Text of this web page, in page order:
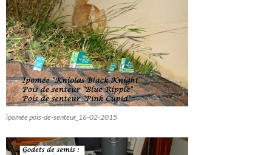
ipomée pois-de-senteur_16-02-2015